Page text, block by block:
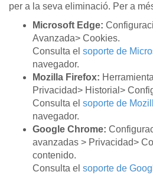
per a la seva eliminació. Per a
Microsoft Edge:
Avanzada> Cookies.
Consulta el soporte de
navegador.
Mozilla Firefox:
Privacidad> Historial>
Consulta el soporte de
navegador.
Google Chrome:
avanzadas > Privacidad>
contenido.
Consulta el soporte de